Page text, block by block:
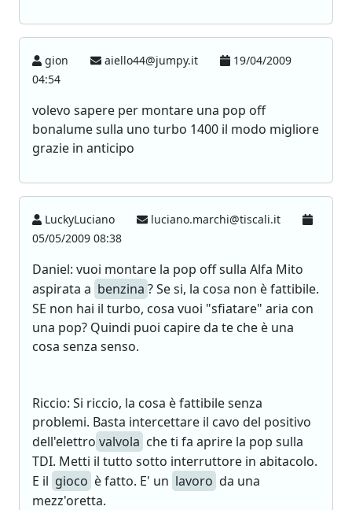
gion aiello44@jumpy.it
19/04/2009
04:54
volevo sapere per montare una pop off
bonalume sulla uno turbo 1400 il modo migliore
grazie in anticipo
LuckyLuciano
luciano.marchi@tiscali.it
05/05/2009 08:38
Daniel: vuoi montare la pop off sulla Alfa Mito
aspirata a benzina ? Se si, la cosa non è fattibile.
SE non hai il turbo, cosa vuoi "sfiatare" aria con
una pop? Quindi puoi capire da te che è una
cosa senza senso.
Riccio: Si riccio, la cosa è fattibile senza
problemi. Basta intercettare il cavo del positivo
dell'elettro valvola che ti fa aprire la pop sulla
TDI. Metti il tutto sotto interruttore in abitacolo.
E il gioco è fatto. E' un lavoro da una
mezz'oretta.